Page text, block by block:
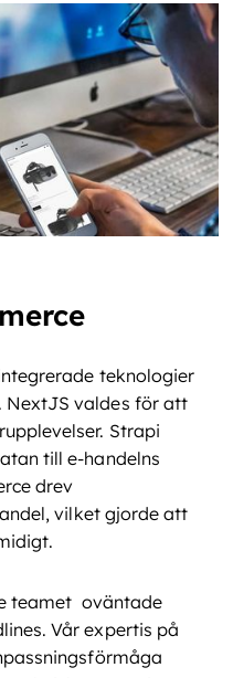
teknologier
NextJS valdes för att
Strapi
till e-handelns
drev
vilket gjorde att
teamet oväntade
Vår expertis på